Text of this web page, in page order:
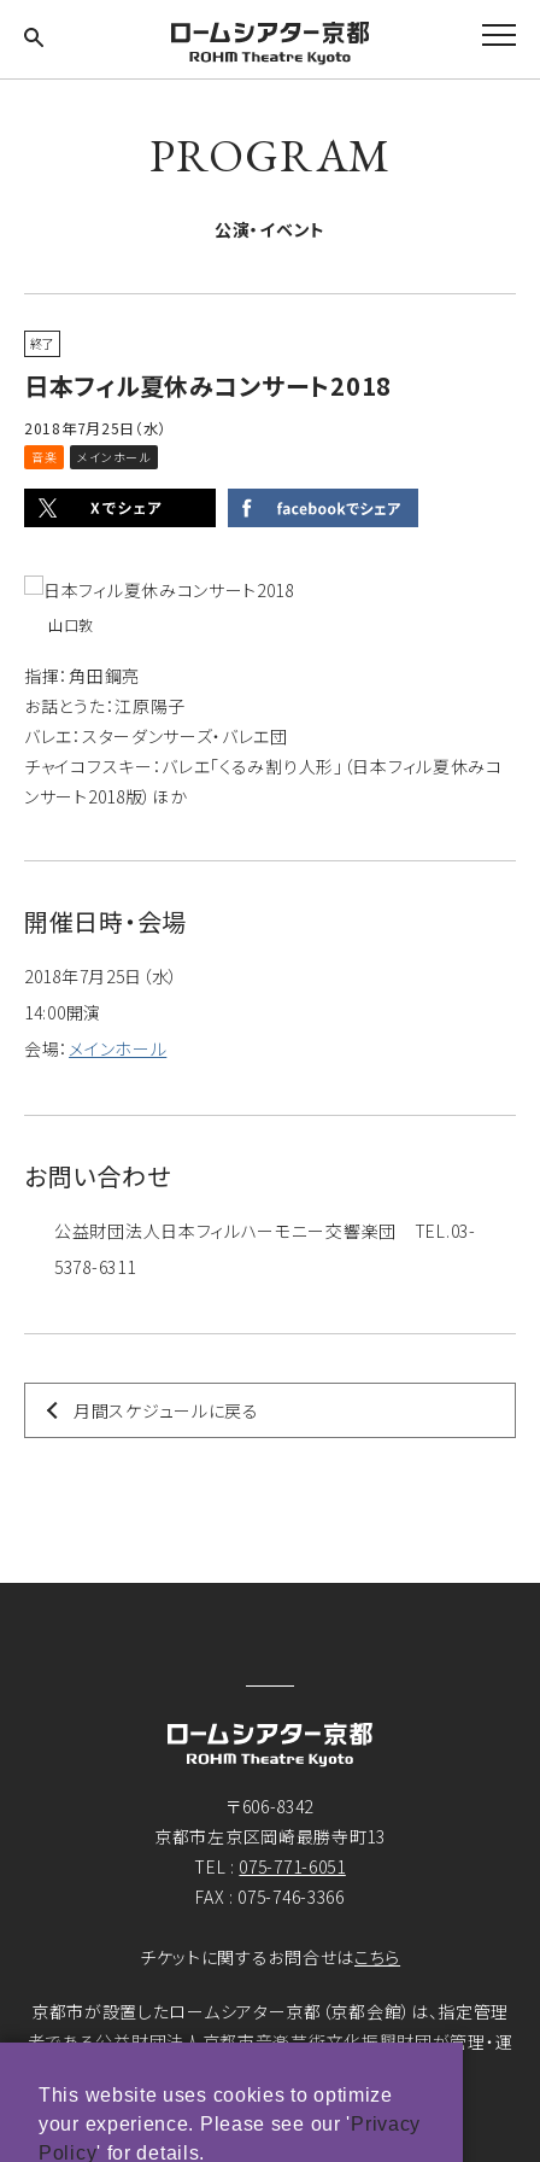
PROGRAM
公演・イベント
終了
日本フィル夏休みコンサート2018
2018年7月25日（水）
音楽 メインホール
山口敦
指揮：角田鋼亮
お話とうた：江原陽子
バレエ：スターダンサーズ・バレエ団
チャイコフスキー：バレエ「くるみ割り人形」（日本フィル夏休みコ
ンサート2018版）ほか
開催日時・会場
2018年7月25日（水）
14:00開演
会場： メインホール
お問い合わせ
公益財団法人日本フィルハーモニー交響楽団 TEL.03-
5378-6311
月間スケジュールに戻る
〒606-8342
京都市左京区岡崎最勝寺町13
TEL : 075-771-6051
FAX : 075-746-3366
チケットに関するお問合せはこちら
京都市が設置したロームシアター京都（京都会館）は、指定管理
者である公益財団法人京都市音楽芸術文化振興財団が管理・運
© ROHM Theatre Kyoto. All rights reserved.
トップページメインバナー 撮影：市川靖史
This website uses cookies to optimize
your experience. Please see our ' Privacy
Policy' for details.